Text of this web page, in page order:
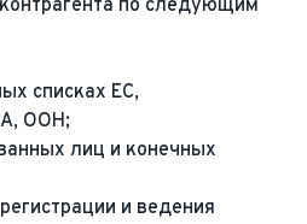
по следующим
списках ЕС,
ООН;
лиц и конечных
и ведения